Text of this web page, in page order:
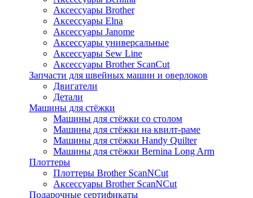
Аксессуары Brother
Аксессуары Elna
Аксессуары Janome
Аксессуары универсальные
Аксессуары Sew Line
Аксессуары Brother ScanCut
Запчасти для швейных машин и оверлоков
Двигатели
Детали
Машины для стёжки
Машины для стёжки со столом
Машины для стёжки на квилт-раме
Машины для стёжки Handy Quilter
Машины для стёжки Bernina Long Arm
Плоттеры
Плоттеры Brother ScanNCut
Аксессуары Brother ScanNCut
Подарочные сертификаты